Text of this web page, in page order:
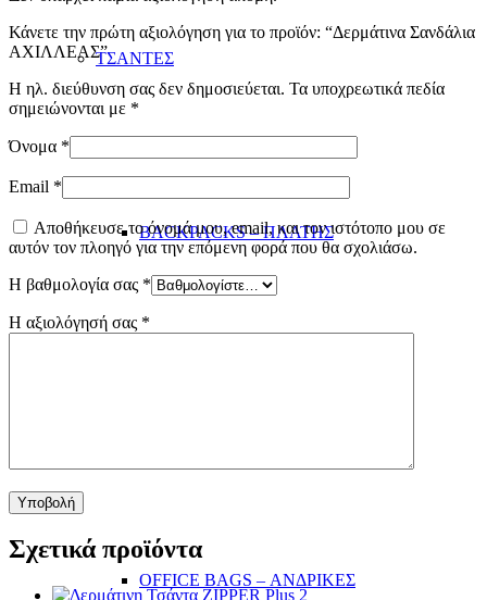
ΤΣΑΝΤΕΣ
BACKPACKS – ΠΛΑΤΗΣ
OFFICE BAGS – ΑΝΔΡΙΚΕΣ
Κάνετε την πρώτη αξιολόγηση για το προϊόν: “Δερμάτινα Σανδάλια
ΑΧΙΛΛΕΑΣ”
Η ηλ. διεύθυνση σας δεν δημοσιεύεται. Τα υποχρεωτικά πεδία
σημειώνονται με *
Όνομα *
Email *
Αποθήκευσε το όνομά μου, email, και τον ιστότοπο μου σε
αυτόν τον πλοηγό για την επόμενη φορά που θα σχολιάσω.
Η βαθμολογία σας *
Η αξιολόγησή σας *
Σχετικά προϊόντα